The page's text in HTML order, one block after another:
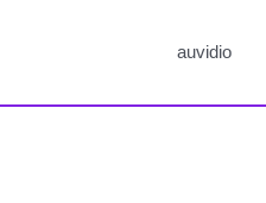
auvidio